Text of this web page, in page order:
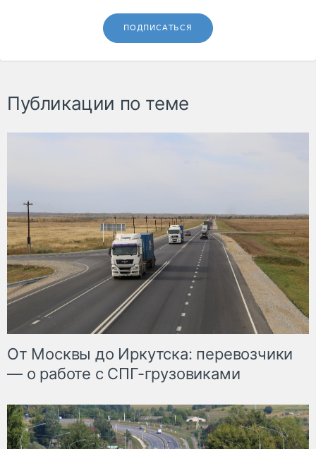
ПОДПИСАТЬСЯ
Публикации по теме
От Москвы до Иркутска: перевозчики
— о работе с СПГ-грузовиками